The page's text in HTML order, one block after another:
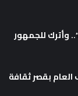
وأترك للجمهور
بقصر ثقافة